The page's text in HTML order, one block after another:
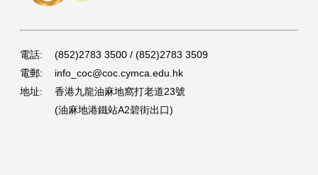
電話:
(852)2783 3500 / (852)2783 3509
電郵:
info_coc@coc.cymca.edu.hk
地址:
香港九龍油麻地窩打老道23號
(油麻地港鐵站A2碧街出口)